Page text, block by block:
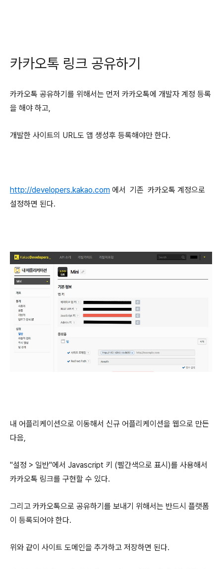
카카오톡 링크 공유하기
카카오톡 공유하기를 위해서는 먼저 카카오톡에 개발자 계정 등록
을 해야 하고,
개발한 사이트의 URL도 앱 생성후 등록해야만 한다.
http://developers.kakao.com 에서 기존 카카오톡 계정으로
설정하면 된다.
내 어플리케이션으로 이동해서 신규 어플리케이션을 웹으로 만든
다음,
"설정 > 일반"에서 Javascript 키 (빨간색으로 표시)를 사용해서
카카오톡 링크를 구현할 수 있다.
그리고 카카오톡으로 공유하기를 보내기 위해서는 반드시 플랫폼
이 등록되어야 한다.
위와 같이 사이트 도메인을 추가하고 저장하면 된다.